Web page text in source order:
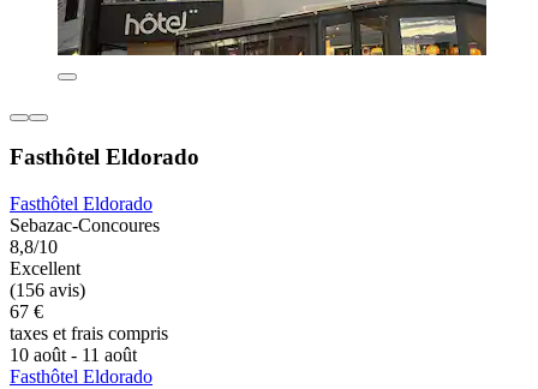
Fasthôtel Eldorado
Fasthôtel Eldorado
Sebazac-Concoures
8,8/10
Excellent
(156 avis)
67 €
taxes et frais compris
10 août - 11 août
Fasthôtel Eldorado